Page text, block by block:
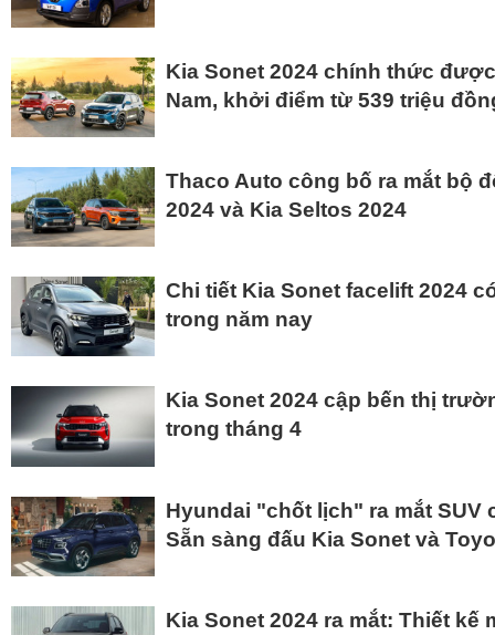
Kia Sonet 2024 chính thức
Nam, khởi điểm từ 539 triệu
Thaco Auto công bố ra mắt bộ
2024 và Kia Seltos 2024
Chi tiết Kia Sonet facelift 2024
trong năm nay
Kia Sonet 2024 cập bến thị
trong tháng 4
Hyundai "chốt lịch" ra mắt SUV
Sẵn sàng đấu Kia Sonet và
Kia Sonet 2024 ra mắt: Thiết